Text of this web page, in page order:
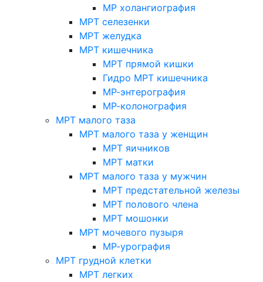
МР холангиография
МРТ селезенки
МРТ желудка
МРТ кишечника
МРТ прямой кишки
Гидро МРТ кишечника
МР-энтерография
МР-колонография
МРТ малого таза
МРТ малого таза у женщин
МРТ яичников
МРТ матки
МРТ малого таза у мужчин
МРТ предстательной железы
МРТ полового члена
МРТ мошонки
МРТ мочевого пузыря
МР-урография
МРТ грудной клетки
МРТ легких